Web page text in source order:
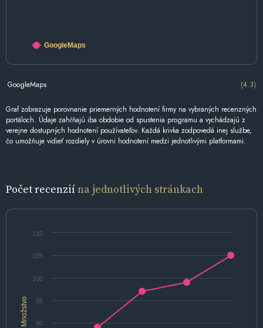
GoogleMaps
GoogleMaps (4.3)
Graf zobrazuje porovnanie priemerných hodnotení firmy na vybraných recenzných
portáloch. Údaje zahŕňajú iba obdobie od spustenia programu a vychádzajú z
verejne dostupných hodnotení používateľov. Každá krivka zodpovedá inej službe,
čo umožňuje vidieť rozdiely v úrovni hodnotení medzi jednotlivými platformami.
Počet recenziína jednotlivých stránkach
Množstvo 90
95
100
105
110